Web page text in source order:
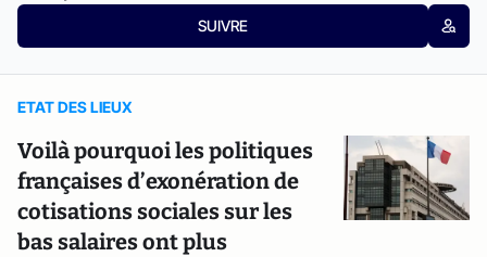
SUIVRE
ETAT DES LIEUX
Voilà pourquoi les politiques
françaises d’exonération de
cotisations sociales sur les
bas salaires ont plus